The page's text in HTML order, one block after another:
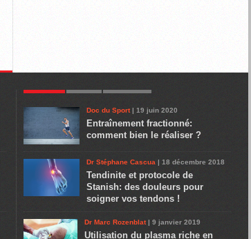
Doc du Sport| 19 juin 2020
Entraînement fractionné:
comment bien le réaliser ?
Dr Stéphane Cascua | 18 décembre 2018
Tendinite et protocole de
Stanish: des douleurs pour
soigner vos tendons !
Dr Marc Rozenblat| 9 janvier 2019
Utilisation du plasma riche en